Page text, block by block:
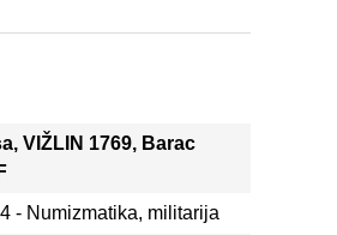
VIŽLIN 1769, Barac
- Numizmatika, militarija